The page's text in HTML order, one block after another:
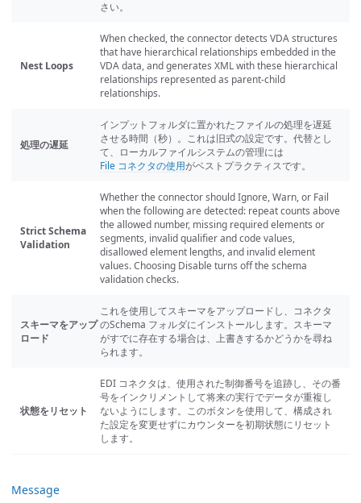
さい。
Nest Loops
When checked, the connector detects VDA structures
that have hierarchical relationships embedded in the
VDA data, and generates XML with these hierarchical
relationships represented as parent-child
relationships.
処理の遅延
インプットフォルダに置かれたファイルの処理を遅延
させる時間（秒）。これは旧式の設定です。代替とし
て、ローカルファイルシステムの管理には
File コネクタの使用がベストプラクティスです。
Strict Schema
Validation
Whether the connector should Ignore, Warn, or Fail
when the following are detected: repeat counts above
the allowed number, missing required elements or
segments, invalid qualifier and code values,
disallowed element lengths, and invalid element
values. Choosing Disable turns off the schema
validation checks.
スキーマをアップ
ロード
これを使用してスキーマをアップロードし、コネクタ
のSchema フォルダにインストールします。スキーマ
がすでに存在する場合は、上書きするかどうかを尋ね
られます。
状態をリセット
EDI コネクタは、使用された制御番号を追跡し、その番
号をインクリメントして将来の実行でデータが重複し
ないようにします。このボタンを使用して、構成され
た設定を変更せずにカウンターを初期状態にリセット
します。
Message